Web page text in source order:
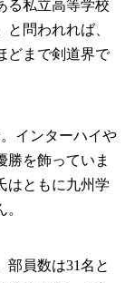
る私立高等学校
問われれば、
どまで剣道界で
インターハイや
勝を飾っていま
はともに九州学
部員数は31名と